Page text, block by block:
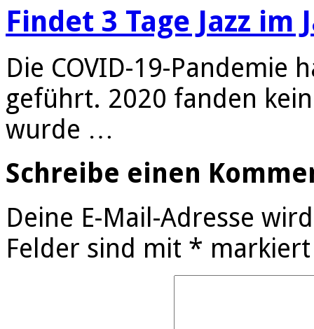
Findet 3 Tage Jazz im
Die COVID-19-Pandemie
geführt. 2020 fanden
wurde …
Schreibe einen
Deine E-Mail-Adresse
Felder sind mit * markiert